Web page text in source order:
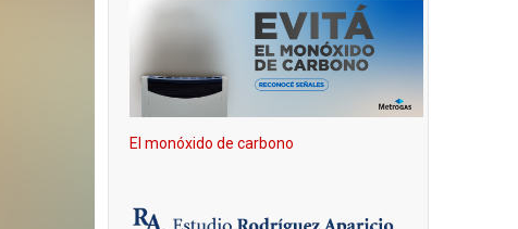
El monóxido de carbono